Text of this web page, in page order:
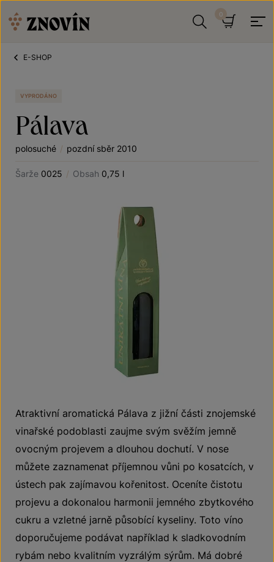
E-SHOP
VYPRODÁNO
Pálava
polosuché / pozdní sběr 2010
Šarže 0025 / Obsah 0,75 l
Atraktivní aromatická Pálava z jižní části znojemské
vinařské podoblasti zaujme svým svěžím jemně
ovocným projevem a dlouhou dochutí. V nose
můžete zaznamenat příjemnou vůni po kosatcích, v
ústech pak zajímavou kořenitost. Oceníte čistotu
projevu a dokonalou harmonii jemného zbytkového
cukru a vzletné jarně působící kyseliny. Toto víno
doporučujeme podávat například k sladkovodním
rybám nebo kvalitním vyzrálým sýrům. Má dobré